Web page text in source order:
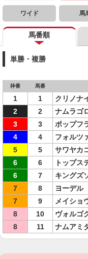
ワイド 馬
馬番順
単勝・複勝
枠番 馬番
1 1 クリノナ
2
2 ナムラゴ
3
3 ポップフ
4
4 フォルツ
5
5 サワヤカ
6
6 トップス
6
7 キングズ
7
8 ヨーデル
7
9 メイショ
8
10 ヴォルゴ
8
11 ナムアミ